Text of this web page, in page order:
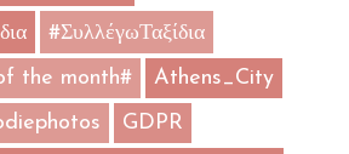
#ΣυλλέγωΤαξίδια
the month#
Athens_City
GDPR